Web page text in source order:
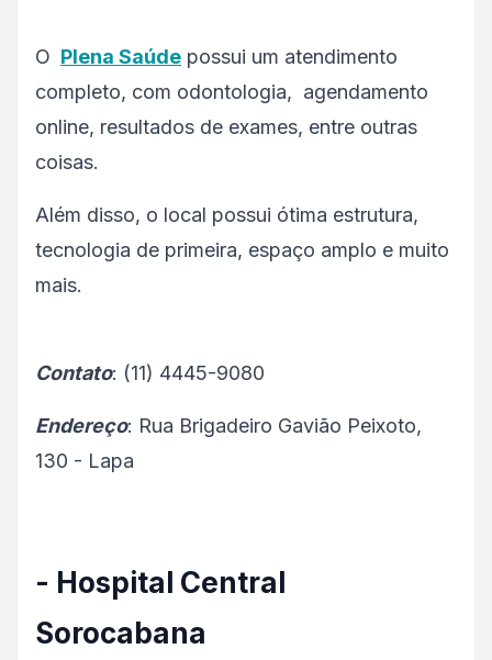
O Plena Saúde possui um atendimento
completo, com odontologia, agendamento
online, resultados de exames, entre outras
coisas.
Além disso, o local possui ótima estrutura,
tecnologia de primeira, espaço amplo e muito
mais.
Contato: (11) 4445-9080
Endereço: Rua Brigadeiro Gavião Peixoto,
130 - Lapa
- Hospital Central
Sorocabana